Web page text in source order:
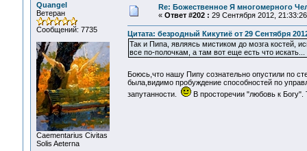
Quangel
Ветеран
Сообщений: 7735
Сaementarius Civitas
Solis Aeterna
Re: Божественное Я многомерного
« Ответ #202 : 29 Сентября 2012,
Цитата: безродный Кикутиё от 29 Сентября
Так и Пипа, являясь мистиком до мозга костей,
все по-полочкам, а там вот еще есть что искать...
Боюсь,что нашу Пипу сознательно опустили по
была,видимо пробуждение способностей по
запутанности.
В просторечии "любовь к